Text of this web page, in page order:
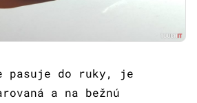
pasuje do ruky, je
a na bežnú